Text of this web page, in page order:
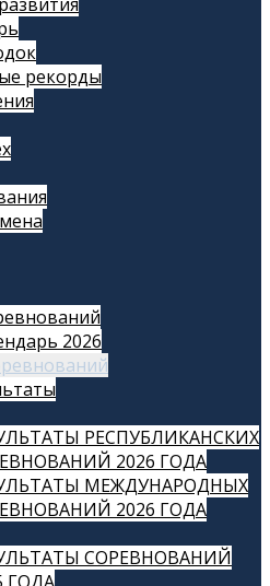
рекорды
2026
РЕСПУБЛИКАНСКИХ
2026 ГОДА
МЕЖДУНАРОДНЫХ
2026 ГОДА
СОРЕВНОВАНИЙ